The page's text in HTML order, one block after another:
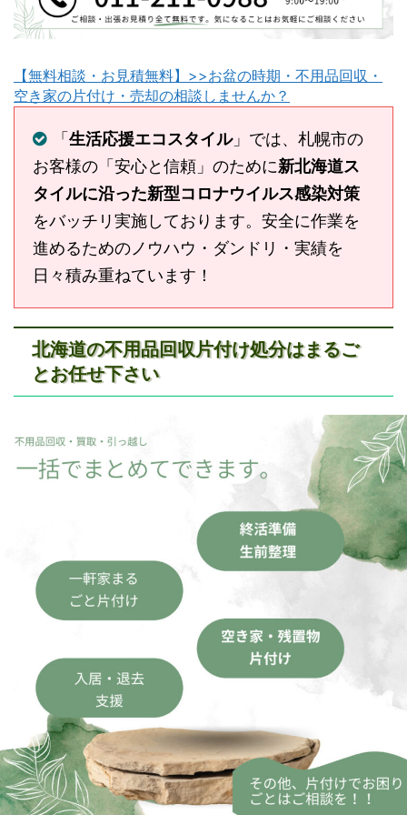
【無料相談・お見積無料】>>お盆の時期・不用品回収・
空き家の片付け・売却の相談しませんか？
「生活応援エコスタイル」では、札幌市の
お客様の「安心と信頼」のために新北海道ス
タイルに沿った新型コロナウイルス感染対策
をバッチリ実施しております。安全に作業を
進めるためのノウハウ・ダンドリ・実績を
日々積み重ねています！
北海道の不用品回収片付け処分はまるご
とお任せ下さい